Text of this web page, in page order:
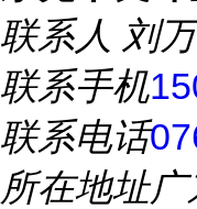
联系人 刘
联系手机
联系电话
所在地址广